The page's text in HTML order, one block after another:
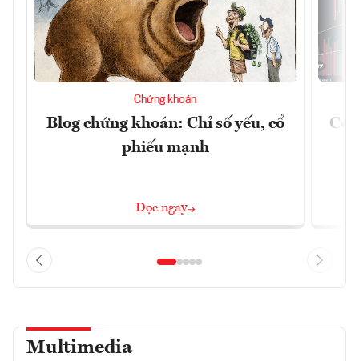
Chứng khoán
Blog chứng khoán: Chỉ số yếu, cổ
phiếu mạnh
Đọc ngay
Có
Multimedia